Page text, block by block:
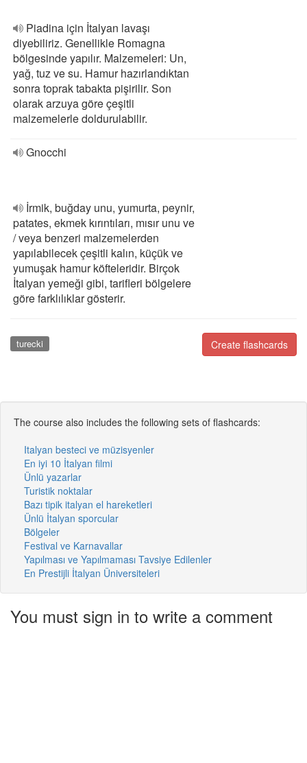
Piadina için İtalyan lavaşı
diyebiliriz. Genellikle Romagna
bölgesinde yapılır. Malzemeleri: Un,
yağ, tuz ve su. Hamur hazırlandıktan
sonra toprak tabakta pişirilir. Son
olarak arzuya göre çeşitli
malzemelerle doldurulabilir.
Gnocchi
İrmik, buğday unu, yumurta, peynir,
patates, ekmek kırıntıları, mısır unu ve
/ veya benzeri malzemelerden
yapılabilecek çeşitli kalın, küçük ve
yumuşak hamur köfteleridir. Birçok
İtalyan yemeği gibi, tarifleri bölgelere
göre farklılıklar gösterir.
Create flashcards
turecki
The course also includes the following sets of flashcards:
Italyan besteci ve müzisyenler
En iyi 10 İtalyan filmi
Ünlü yazarlar
Turistik noktalar
Bazı tipik italyan el hareketleri
Ünlü İtalyan sporcular
Bölgeler
Festival ve Karnavallar
Yapılması ve Yapılmaması Tavsiye Edilenler
En Prestijli İtalyan Üniversiteleri
You must sign in to write a comment